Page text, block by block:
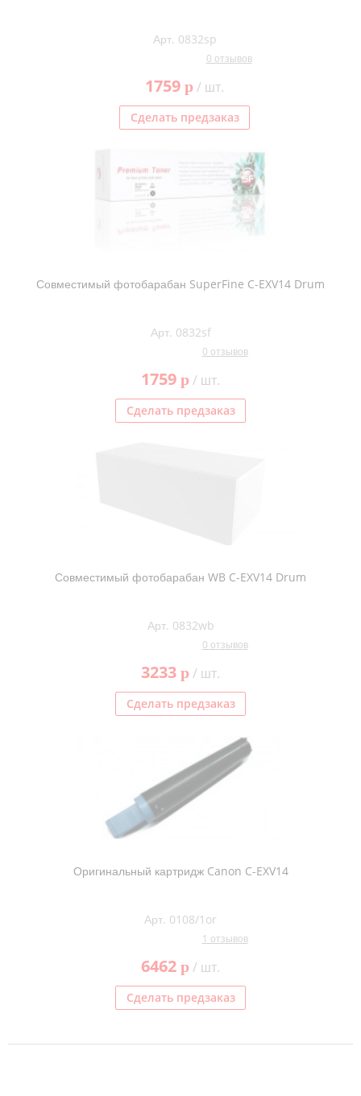
Арт. 0832sp
0 отзывов
1759 p/ шт.
Сделать предзаказ
Совместимый фотобарабан SuperFine C-EXV14 Drum
Арт. 0832sf
0 отзывов
1759 p/ шт.
Сделать предзаказ
Совместимый фотобарабан WB C-EXV14 Drum
Арт. 0832wb
0 отзывов
3233 p/ шт.
Сделать предзаказ
Оригинальный картридж Canon C-EXV14
Арт. 0108/1or
1 отзывов
6462 p/ шт.
Сделать предзаказ